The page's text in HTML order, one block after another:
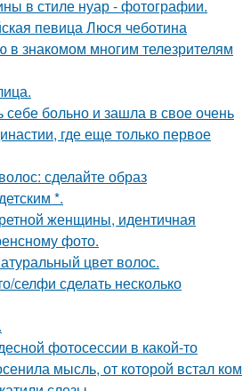
в стиле нуар - фотографии.
певица Люся чеботина
в знакомом многим телезрителям
себе больно и зашла в свое очень
где еще только первое
сделайте образ
*.
женщины, идентичная
фото.
цвет волос.
селфи сделать несколько
фотосессии в какой-то
мысль, от которой встал ком